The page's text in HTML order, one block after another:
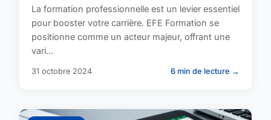
La formation professionnelle est un levier essentiel
pour booster votre carrière. EFE Formation se
positionne comme un acteur majeur, offrant une
vari...
31 octobre 2024 6 min de lecture →